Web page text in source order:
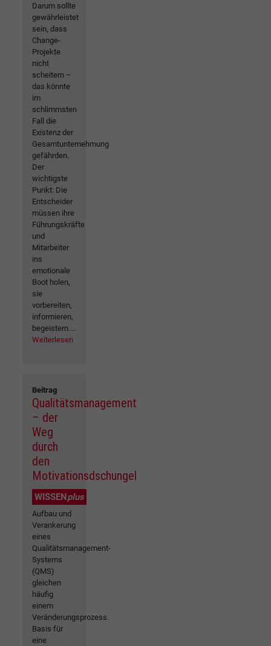
Darum sollte
gewährleistet
sein, dass
Change-
Projekte
nicht
scheitern –
das könnte
im
schlimmsten
Fall die
Existenz der
Gesamtunternehmung
gefährden.
Der
wichtigste
Punkt: Die
Entscheider
müssen ihre
Führungskräfte
und
Mitarbeiter
ins
emotionale
Boot holen,
sie
vorbereiten,
informieren,
begeistern....
Weiterlesen
Beitrag
Qualitätsmanagement
– der
Weg
durch
den
Motivationsdschungel
WISSEN plus
Aufbau und
Verankerung
eines
Qualitätsmanagement-
Systems
(QMS)
gleichen
häufig
einem
Veränderungsprozess.
Basis für
eine